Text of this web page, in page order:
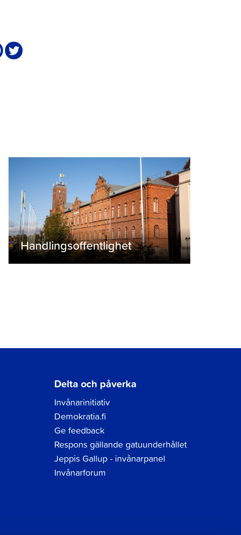
Handlingsoffentlighet
Delta och påverka
Invånarinitiativ
Demokratia.fi
Ge feedback
Respons gällande gatuunderhållet
Jeppis Gallup - invånarpanel
Invånarforum